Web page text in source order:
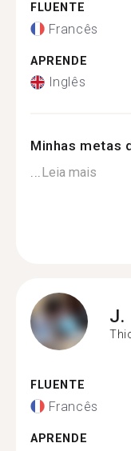
FLUENTE
Francês
APRENDE
Inglês
Minhas metas
...Leia mais
J.
FLUENTE
Francês
APRENDE